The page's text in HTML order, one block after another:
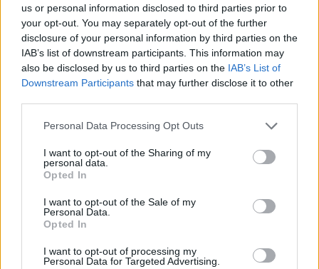
us or personal information disclosed to third parties prior to
your opt-out. You may separately opt-out of the further
disclosure of your personal information by third parties on the
IAB’s list of downstream participants. This information may
also be disclosed by us to third parties on the IAB’s List of
Downstream Participants that may further disclose it to other
Personal Data Processing Opt Outs
I want to opt-out of the Sharing of my
personal data.
Opted In
I want to opt-out of the Sale of my
Personal Data.
Opted In
I want to opt-out of processing my
Personal Data for Targeted Advertising.
Esim for Global
Esim for USA|Esim for Italy| Esim for Spain|Esim